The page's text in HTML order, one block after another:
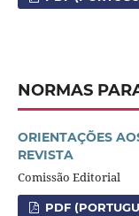
NORMAS
ORIENTAÇÕES
REVISTA
Comissão Editorial
PDF